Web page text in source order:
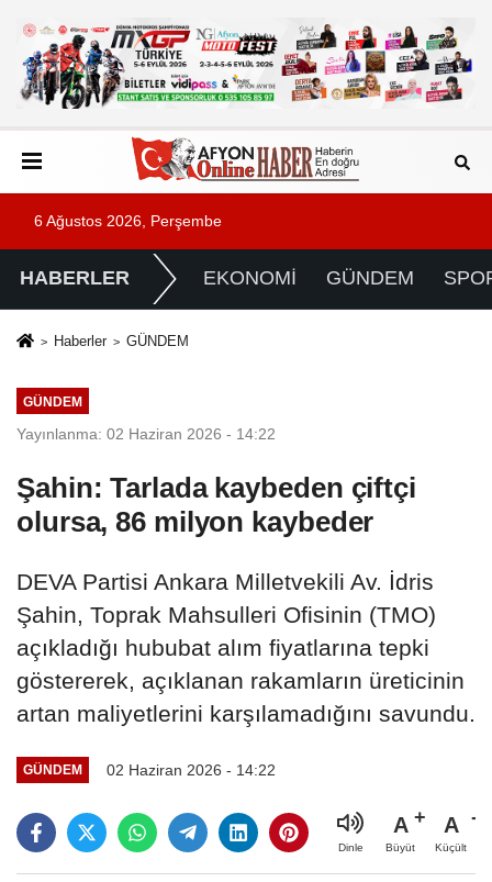
6 Ağustos 2026, Perşembe
HABERLER EKONOMİ GÜNDEM
Haberler GÜNDEM
GÜNDEM
Yayınlanma: 02 Haziran 2026 - 14:22
Şahin: Tarlada kaybeden çiftçi
olursa, 86 milyon kaybeder
DEVA Partisi Ankara Milletvekili Av. İdris
Şahin, Toprak Mahsulleri Ofisinin (TMO)
açıkladığı hububat alım fiyatlarına tepki
göstererek, açıklanan rakamların üreticinin
artan maliyetlerini karşılamadığını savundu.
GÜNDEM 02 Haziran 2026 - 14:22
Dinle
A
Büyüt
A
Küçült